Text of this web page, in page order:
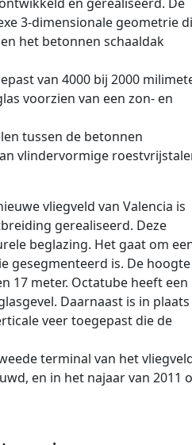
3-dimensionale geometrie
het betonnen schaaldak
van 4000 bij 2000
voorzien van een zon- en
tussen de betonnen
vlindervormige
vliegveld van Valencia is
gerealiseerd. Deze
beglazing. Het gaat om
gesegmenteerd is. De hoogte
17 meter. Octatube heeft een
Daarnaast is in plaats
veer toegepast die de
terminal van het
en in het najaar van 2011